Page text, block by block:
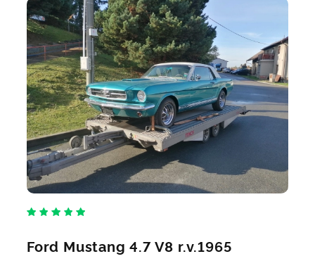
Ford Mustang 4.7 V8 r.v.1965